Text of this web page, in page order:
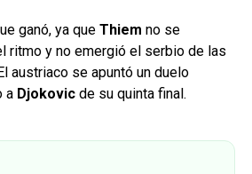
ganó, ya que Thiem no se
ritmo y no emergió el serbio de las
austriaco se apuntó un duelo
a Djokovic de su quinta final.